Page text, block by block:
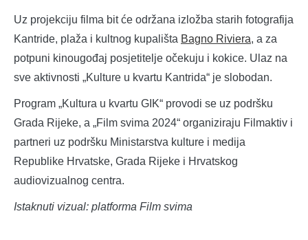
Uz projekciju filma bit će održana izložba starih fotografija
Kantride, plaža i kultnog kupališta Bagno Riviera, a za
potpuni kinougođaj posjetitelje očekuju i kokice. Ulaz na
sve aktivnosti „Kulture u kvartu Kantrida“ je slobodan.
Program „Kultura u kvartu GIK“ provodi se uz podršku
Grada Rijeke, a „Film svima 2024“ organiziraju Filmaktiv i
partneri uz podršku Ministarstva kulture i medija
Republike Hrvatske, Grada Rijeke i Hrvatskog
audiovizualnog centra.
Istaknuti vizual: platforma Film svima